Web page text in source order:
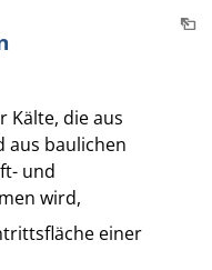
Kälte, die aus
aus baulichen
und
wird,
einer